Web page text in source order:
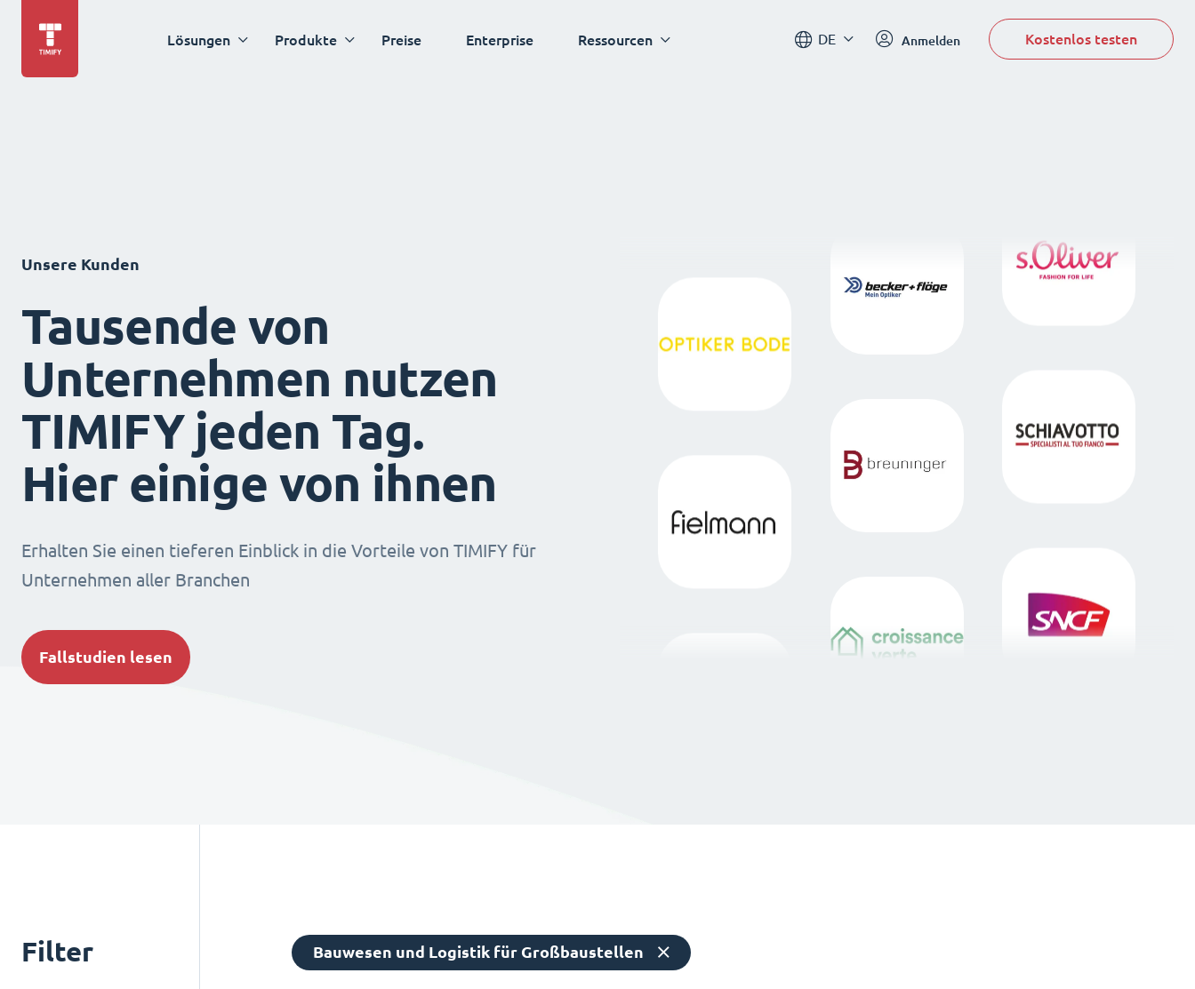
Lösungen Produkte Preise Enterprise Ressourcen DE Anmelden Kostenlos testen
Unsere Kunden
Tausende von
Unternehmen nutzen
TIMIFY jeden Tag.
Hier einige von ihnen
Erhalten Sie einen tieferen Einblick in die Vorteile von TIMIFY für
Unternehmen aller Branchen
Fallstudien lesen
Filter Bauwesen und Logistik für Großbaustellen